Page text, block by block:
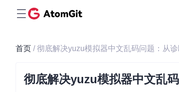
首页 / 彻底解决yuzu模拟器中文乱码问题：从
彻底解决yuzu模拟器中文乱